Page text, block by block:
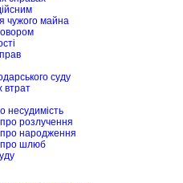
чужого майна
суду
втрат
несудимість
розлучення
про народження
про шлюб